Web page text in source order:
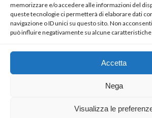
memorizzare e/o accedere alle informazioni del
queste tecnologie ci permetterà di elaborare dati
navigazione o ID unici su questo sito. Non
può influire negativamente su alcune
Accetta
Nega
Visualizza le
SEGUICI
Coockie Policy